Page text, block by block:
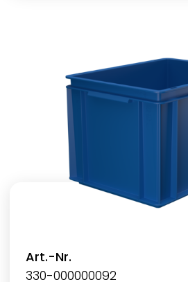
Art.-Nr.
330-000000092